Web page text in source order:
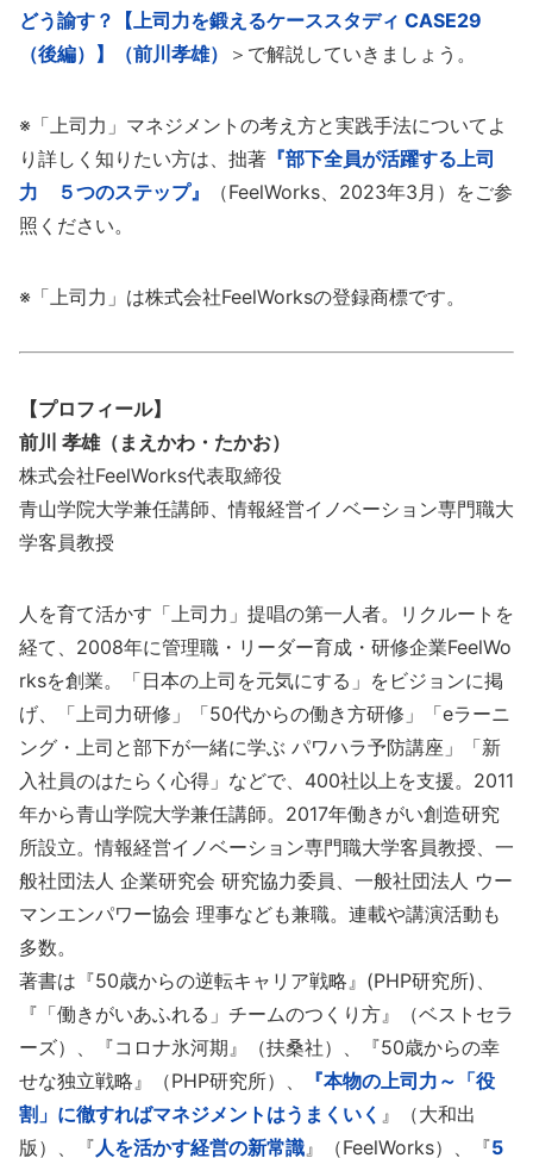
どう諭す？【上司力を鍛えるケーススタディ CASE29
（後編）】（前川孝雄）
＞で解説していきましょう。
※「上司力」マネジメントの考え方と実践手法についてよ
り詳しく知りたい方は、拙著 『部下全員が活躍する上司
力 ５つのステップ』
（FeelWorks、2023年3月）をご参
照ください。
※「上司力」は株式会社FeelWorksの登録商標です。
【プロフィール】
前川 孝雄（まえかわ・たかお）
株式会社FeelWorks代表取締役
青山学院大学兼任講師、情報経営イノベーション専門職大
学客員教授
人を育て活かす「上司力」提唱の第一人者。リクルートを
経て、2008年に管理職・リーダー育成・研修企業FeelWo
rksを創業。「日本の上司を元気にする」をビジョンに掲
げ、「上司力研修」「50代からの働き方研修」「eラーニ
ング・上司と部下が一緒に学ぶ パワハラ予防講座」「新
入社員のはたらく心得」などで、400社以上を支援。2011
年から青山学院大学兼任講師。2017年働きがい創造研究
所設立。情報経営イノベーション専門職大学客員教授、一
般社団法人 企業研究会 研究協力委員、一般社団法人 ウー
マンエンパワー協会 理事なども兼職。連載や講演活動も
多数。
著書は『50歳からの逆転キャリア戦略』(PHP研究所)、
『「働きがいあふれる」チームのつくり方』（ベストセラ
ーズ）、『コロナ氷河期』（扶桑社）、『50歳からの幸
せな独立戦略』（PHP研究所）、
『本物の上司力～「役
割」に徹すればマネジメントはうまくいく 』（大和出
版）、『人を活かす経営の新常識』（FeelWorks）、『5